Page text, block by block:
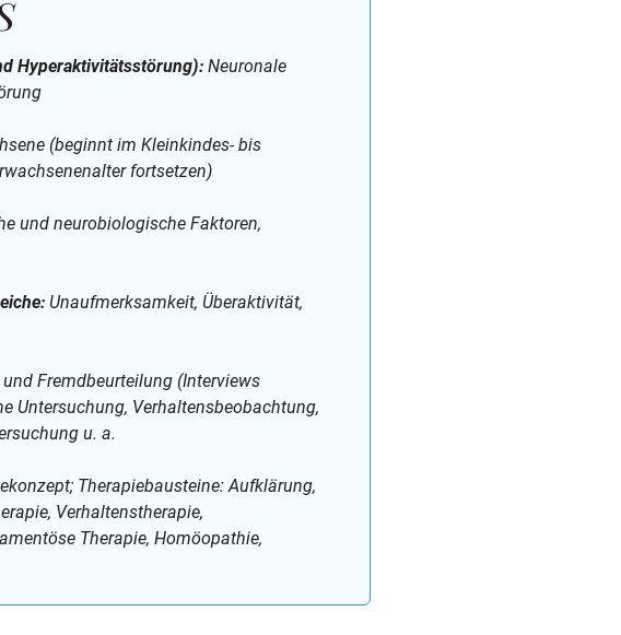
Hyperaktivitätsstörung): Neuronale
(beginnt im Kleinkindes- bis
fortsetzen)
und neurobiologische Faktoren,
Unaufmerksamkeit, Überaktivität,
Fremdbeurteilung (Interviews
Untersuchung, Verhaltensbeobachtung,
u. a.
Therapiebausteine: Aufklärung,
Verhaltenstherapie,
Therapie, Homöopathie,